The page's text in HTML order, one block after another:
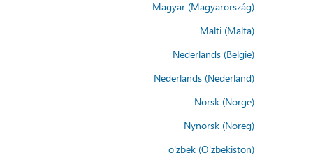
Magyar (Magyarország)
Malti (Malta)
Nederlands (België)
Nederlands (Nederland)
Norsk (Norge)
Nynorsk (Noreg)
o'zbek (O'zbekiston)